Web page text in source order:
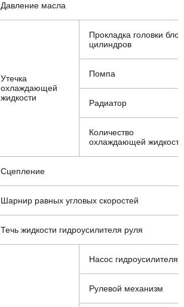
Давление масла
Утечка
охлаждающей
жидкости
Прокладка головки
цилиндров
Помпа
Радиатор
Количество
охлаждающей жидкости
Сцепление
Шарнир равных угловых скоростей
Течь жидкости гидроусилителя руля
Насос гидроусилителя
Рулевой механизм